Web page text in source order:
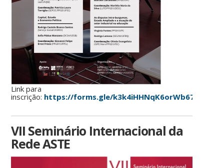
Link para
inscrição: https://forms.gle/k3k4iHHNqK6orWb67
VII Seminário Internacional da
Rede ASTE